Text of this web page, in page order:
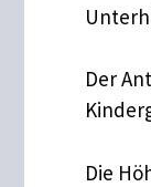
Der
Die